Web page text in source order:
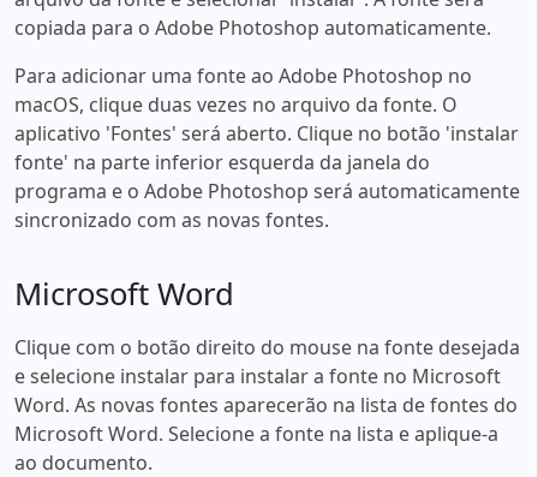
copiada para o Adobe Photoshop automaticamente.
Para adicionar uma fonte ao Adobe Photoshop no
macOS, clique duas vezes no arquivo da fonte. O
aplicativo 'Fontes' será aberto. Clique no botão 'instalar
fonte' na parte inferior esquerda da janela do
programa e o Adobe Photoshop será automaticamente
sincronizado com as novas fontes.
Microsoft Word
Clique com o botão direito do mouse na fonte desejada
e selecione instalar para instalar a fonte no Microsoft
Word. As novas fontes aparecerão na lista de fontes do
Microsoft Word. Selecione a fonte na lista e aplique-a
ao documento.